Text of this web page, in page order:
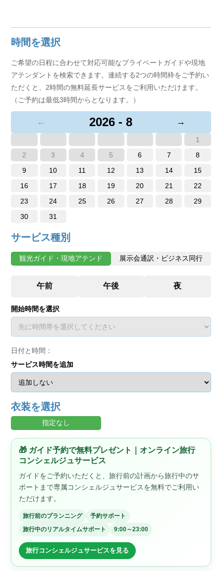
時間を選択
ご希望の日程に合わせて対応可能なプライベートガイドや現地
アテンダントを検索できます。連続する2つの時間枠をご予約い
ただくと、2時間の無料延長サービスをご利用いただけます。
（ご予約は最低3時間からとなります。）
← 2026 - 8 →
1
2
3 4 5 6 7
8
9
10 11 12 13 14
15
16
17 18 19 20 21
22
23
24 25 26 27 28
29
30
31
サービス種別
観光ガイド・現地アテンド 展示会通訳・ビジネス同行
開始時間を選択
日付と時間：
サービス時間を追加
衣装を選択
指定なし
🎁 ガイド予約で無料プレゼント｜オンライン旅行
コンシェルジュサービス
ガイドをご予約いただくと、旅行前の計画から旅行中のサ
ポートまで専属コンシェルジュサービスを無料でご利用い
ただけます。
旅行前のプランニング
予約サポート
旅行中のリアルタイムサポート
9:00～23:00
旅行コンシェルジュサービスを見る